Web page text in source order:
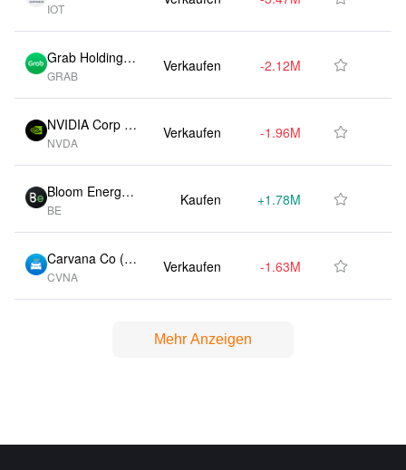
S)
IOT
Grab Holdings
Ltd (US)
GRAB
Verkaufen -2.12M -15.80%

NVIDIA Corp (U
S)
NVDA
Verkaufen -1.96M -10.50%

Bloom Energy
Corp (US)
BE
Kaufen +1.78M +216.80%

Carvana Co (U
S)
CVNA
Verkaufen -1.63M -13.10%

Mehr Anzeigen